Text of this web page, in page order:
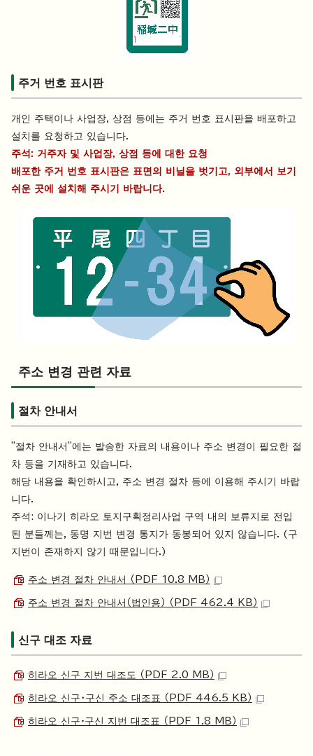
주거 번호 표시판
개인 주택이나 사업장, 상점 등에는 주거 번호 표시판을 배포하고
설치를 요청하고 있습니다.
주석: 거주자 및 사업장, 상점 등에 대한 요청
배포한 주거 번호 표시판은 표면의 비닐을 벗기고, 외부에서 보기
쉬운 곳에 설치해 주시기 바랍니다.
주소 변경 관련 자료
절차 안내서
"절차 안내서"에는 발송한 자료의 내용이나 주소 변경이 필요한 절
차 등을 기재하고 있습니다.
해당 내용을 확인하시고, 주소 변경 절차 등에 이용해 주시기 바랍
니다.
주석: 이나기 히라오 토지구획정리사업 구역 내의 보류지로 전입
된 분들께는, 동명 지번 변경 통지가 동봉되어 있지 않습니다. (구
지번이 존재하지 않기 때문입니다.)
주소 변경 절차 안내서 （PDF 10.8 MB）
주소 변경 절차 안내서（법인용） （PDF 462.4 KB）
신구 대조 자료
히라오 신구 지번 대조도 （PDF 2.0 MB）
히라오 신구・구신 주소 대조표 （PDF 446.5 KB）
히라오 신구·구신 지번 대조표 （PDF 1.8 MB）